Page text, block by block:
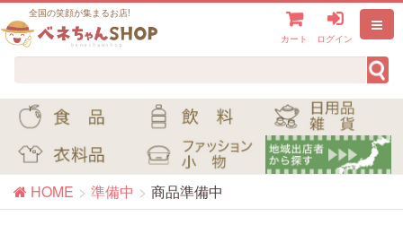
全国の笑顔が集まるお店!
カート ログイン
HOME 準備中 商品準備中